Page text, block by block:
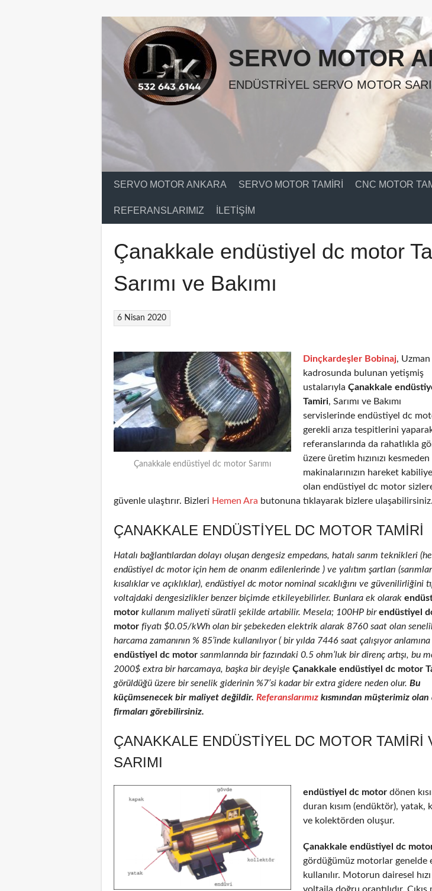
SERVO MOTOR
ENDÜSTRIYEL SERVO MOTOR
SERVO MOTOR ANKARA SERVO MOTOR TAMIRI CNC MOTOR
REFERANSLARIMIZ İLETIŞIM
Çanakkale endüstiyel dc motor
Sarımı ve Bakımı
6 Nisan 2020
Çanakkale endüstiyel dc motor Sarımı
Dinçkardeşler Bobinaj, Uzman
kadrosunda bulunan yetişmiş
ustalarıyla Çanakkale
Tamiri, Sarımı ve Bakımı
servislerinde endüstiyel dc
gerekli arıza tespitlerini
referanslarında da rahatlıkla
üzere üretim hızınızı kesmeden
makinalarınızın hareket
olan endüstiyel dc motor
güvenle ulaştırır. Bizleri Hemen Ara butonuna tıklayarak bizlere ulaşabilirsiniz.
ÇANAKKALE ENDÜSTIYEL DC MOTOR TAMIRI
Hatalı bağlantılardan dolayı oluşan dengesiz empedans, hatalı sarım teknikleri
endüstiyel dc motor için hem de onarım edilenlerinde ) ve yalıtım şartları
kısalıklar ve açıklıklar), endüstiyel dc motor nominal sıcaklığını ve güvenilirliğini
voltajdaki dengesizlikler benzer biçimde etkileyebilirler. Bunlara ek olarak
motor kullanım maliyeti süratli şekilde artabilir. Mesela; 100HP birendüstiyel
motor fiyatı $0.05/kWh olan bir şebekeden elektrik alarak 8760 saat olan
harcama zamanının % 85’inde kullanılıyor ( bir yılda 7446 saat çalışıyor
endüstiyel dc motor sarımlarında bir fazındaki 0.5 ohm’luk bir direnç artışı, bu
2000$ extra bir harcamaya, başka bir deyişle Çanakkale endüstiyel dc motor
görüldüğü üzere bir senelik giderinin %7’si kadar bir extra gidere neden olur. Bu
küçümsenecek bir maliyet değildir. Referanslarımız kısmından müşterimiz
firmaları görebilirsiniz.
ÇANAKKALE ENDÜSTIYEL DC MOTOR TAMIRI
SARIMI
endüstiyel dc motor dönen
duran kısım (endüktör), yatak,
ve kolektörden oluşur.
Çanakkale endüstiyel dc
gördüğümüz motorlar genelde
kullanılır. Motorun dairesel
voltajla doğru orantılıdır.